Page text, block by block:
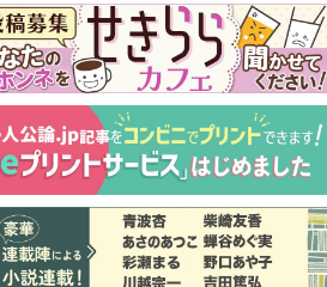
実家の処分から終
の棲家までどうす
る？60代からの家
モンダイ
最新号
バックナンバー